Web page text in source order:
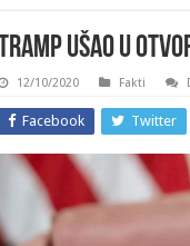
Tramp ušao u
12/10/2020 Fakti
Facebook Twitter